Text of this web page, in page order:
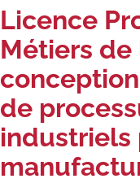
Revue
Contact
Formations
Trouver
Licence
Métiers
de
industriels